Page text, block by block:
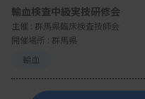
輸血検査中級実技研修会
主催 : 群馬県臨床検査技師会
開催場所 : 群馬県
輸血